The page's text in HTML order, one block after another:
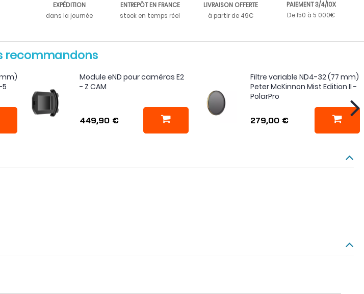
EXPÉDITION
dans la journée
ENTREPÔT EN FRANCE
stock en temps réel
LIVRAISON OFFERTE
à partir de 49€
PAIEMENT 3/4/10X
De 150 à 5 000€
recommandons
5
Module eND pour caméras E2
- Z CAM
449,90 €
Filtre variable ND4-32 (77 mm)
Peter McKinnon Mist Edition II -
PolarPro
279,00 €